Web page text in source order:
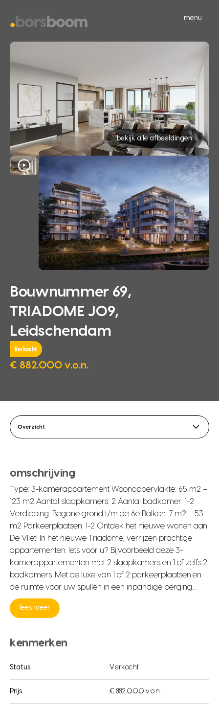
menu
bekijk alle afbeeldingen
Bouwnummer 69,
TRIADOME J09,
Leidschendam
Verkocht
€ 882.000 v.o.n.
Overzicht
omschrijving
Type: 3-kamerappartement Woonoppervlakte: 65 m2 –
123 m2 Aantal slaapkamers: 2 Aantal badkamer: 1-2
Verdieping: Begane grond t/m de 6e Balkon: 7 m2 – 53
m2 Parkeerplaatsen: 1-2 Ontdek het nieuwe wonen aan
De Vliet! In het nieuwe Triadome, verrijzen prachtige
appartementen. Iets voor u? Bijvoorbeeld deze 3-
kamerappartementen met 2 slaapkamers en 1 of zelfs 2
badkamers. Met de luxe van 1 of 2 parkeerplaatsen en
de ruimte voor uw spullen in een inpandige berging.…
lees meer
kenmerken
Status Verkocht
Prijs € 882.000 v.o.n.